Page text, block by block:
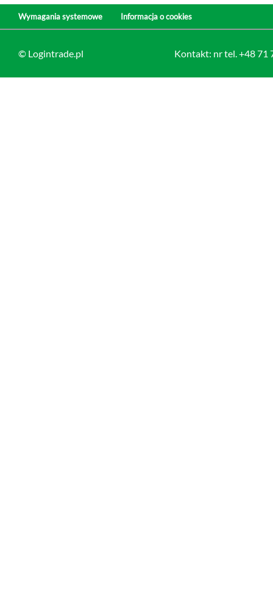
Wymagania systemowe Informacja o cookies
© Logintrade.pl Kontakt: nr tel. +48 71